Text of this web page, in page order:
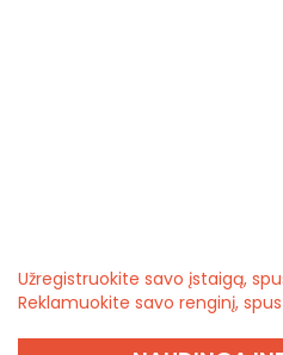
Užregistruokite savo įstaigą,
Reklamuokite savo renginį,